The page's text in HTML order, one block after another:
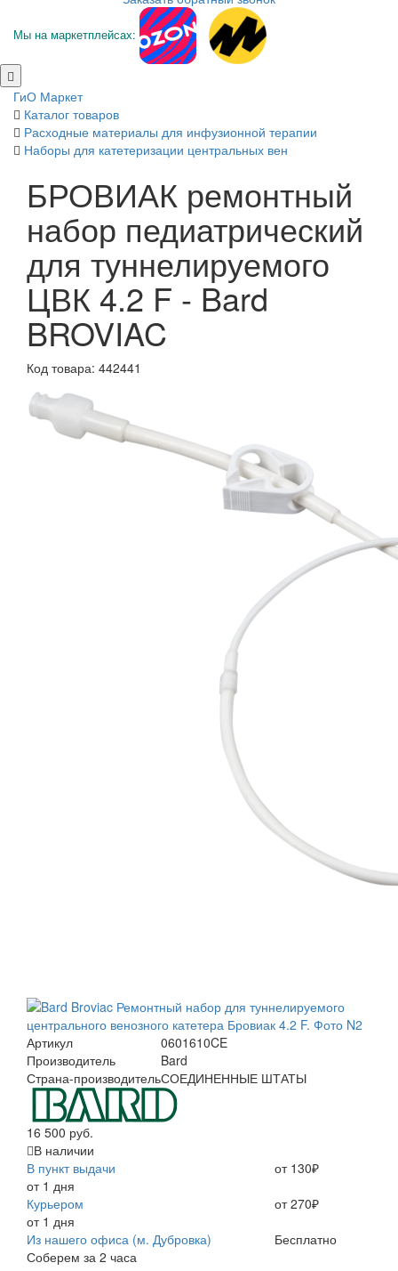
Мы на маркетплейсах:
ГиО Маркет
Каталог товаров
Расходные материалы для инфузионной терапии
Наборы для катетеризации центральных вен
БРОВИАК ремонтный
набор педиатрический
для туннелируемого
ЦВК 4.2 F - Bard
BROVIAC
Код товара: 442441
Артикул
0601610CE
Производитель
Bard
Страна-производительСОЕДИНЕННЫЕ ШТАТЫ
16 500 руб.
В наличии
В пункт выдачи
от 1 дня
от 130₽
Курьером
от 1 дня
от 270₽
Из нашего офиса (м. Дубровка)
Соберем за 2 часа
Бесплатно